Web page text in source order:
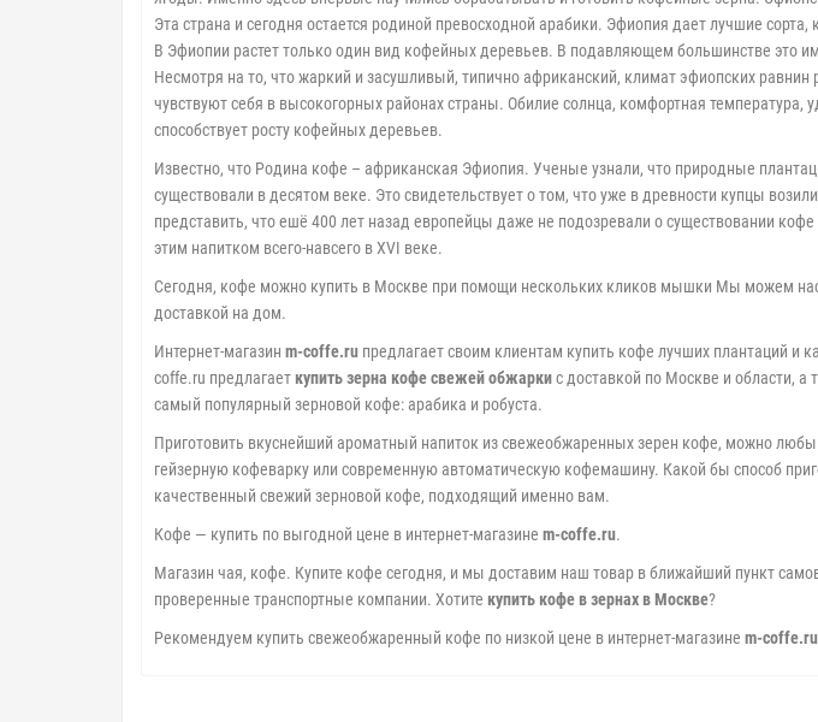
Эта страна и сегодня остается родиной превосходной арабики. Эфиопия дает лучшие
В Эфиопии растет только один вид кофейных деревьев. В подавляющем большинстве это
Несмотря на то, что жаркий и засушливый, типично африканский, климат эфиопских
чувствуют себя в высокогорных районах страны. Обилие солнца, комфортная температура,
способствует росту кофейных деревьев.
Известно, что Родина кофе – африканская Эфиопия. Ученые узнали, что природные
существовали в десятом веке. Это свидетельствует о том, что уже в древности купцы
представить, что ешё 400 лет назад европейцы даже не подозревали о существовании
этим напитком всего-навсего в XVI веке.
Сегодня, кофе можно купить в Москве при помощи нескольких кликов мышки Мы можем
доставкой на дом.
Интернет-магазин m-coffe.ru предлагает своим клиентам купить кофе лучших плантаций и
coffe.ru предлагает купить зерна кофе свежей обжаркис доставкой по Москве и области, а
самый популярный зерновой кофе: арабика и робуста.
Приготовить вкуснейший ароматный напиток из свежеобжаренных зерен кофе, можно
гейзерную кофеварку или современную автоматическую кофемашину. Какой бы способ
качественный свежий зерновой кофе, подходящий именно вам.
Кофе — купить по выгодной цене в интернет-магазине m-coffe.ru.
Магазин чая, кофе. Купите кофе сегодня, и мы доставим наш товар в ближайший пункт
проверенные транспортные компании. Хотите купить кофе в зернах в Москве?
Рекомендуем купить свежеобжаренный кофе по низкой цене в интернет-магазине m-coffe.ru